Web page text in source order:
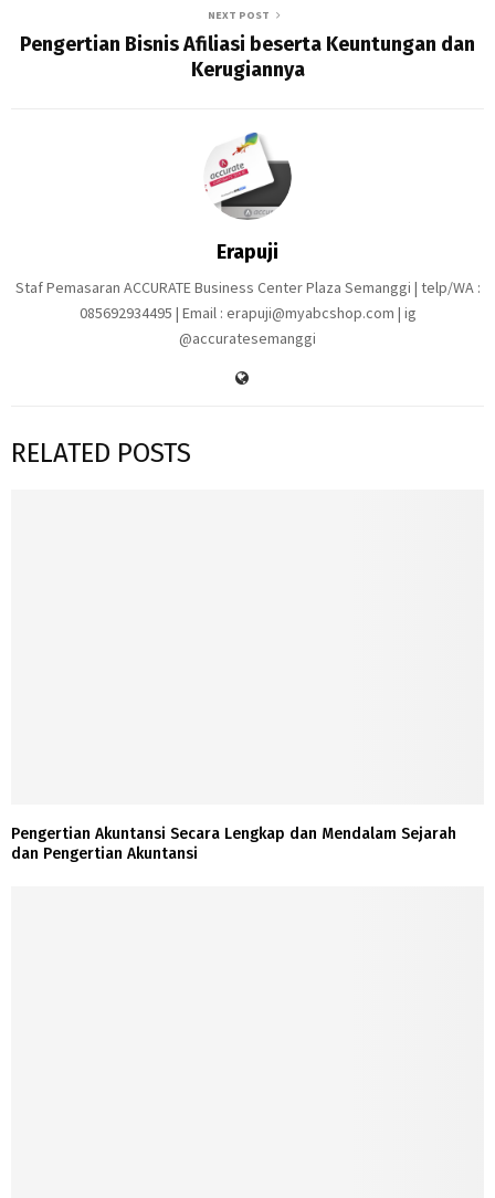
NEXT POST
Pengertian Bisnis Afiliasi beserta Keuntungan dan
Kerugiannya
Erapuji
Staf Pemasaran ACCURATE Business Center Plaza Semanggi | telp/WA :
085692934495 | Email : erapuji@myabcshop.com | ig
@accuratesemanggi
RELATED POSTS
Pengertian Akuntansi Secara Lengkap dan Mendalam Sejarah
dan Pengertian Akuntansi